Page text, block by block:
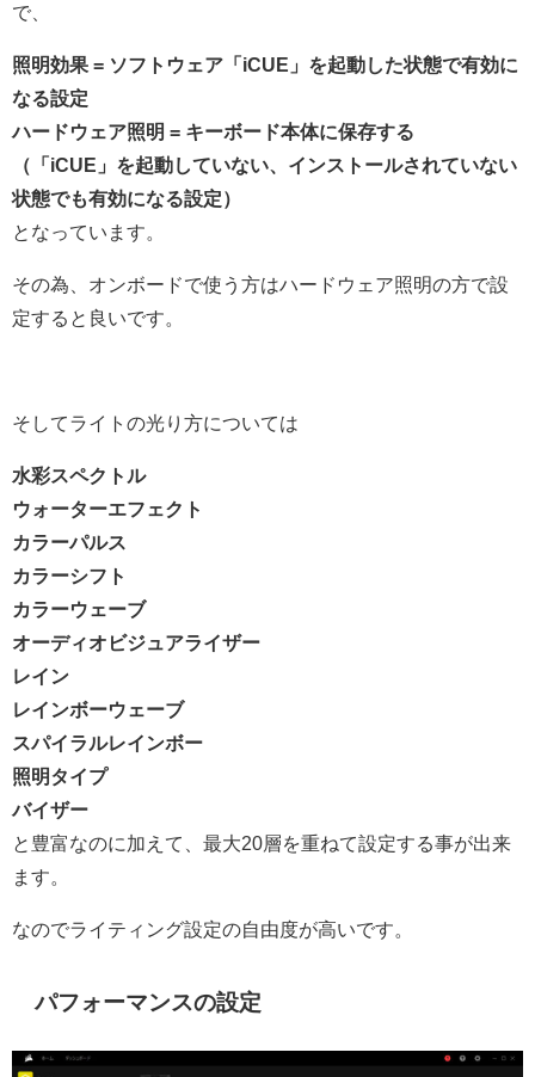
で、
照明効果 = ソフトウェア「iCUE」を起動した状態で有効に
なる設定
ハードウェア照明 = キーボード本体に保存する
（「iCUE」を起動していない、インストールされていない
状態でも有効になる設定）
となっています。
その為、オンボードで使う方はハードウェア照明の方で設
定すると良いです。
そしてライトの光り方については
水彩スペクトル
ウォーターエフェクト
カラーパルス
カラーシフト
カラーウェーブ
オーディオビジュアライザー
レイン
レインボーウェーブ
スパイラルレインボー
照明タイプ
バイザー
と豊富なのに加えて、最大20層を重ねて設定する事が出来
ます。
なのでライティング設定の自由度が高いです。
パフォーマンスの設定